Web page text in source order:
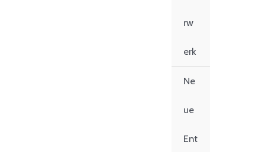
rw
erk
Ne
ue
Ent